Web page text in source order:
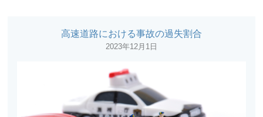
高速道路における事故の過失割合
2023年12月1日